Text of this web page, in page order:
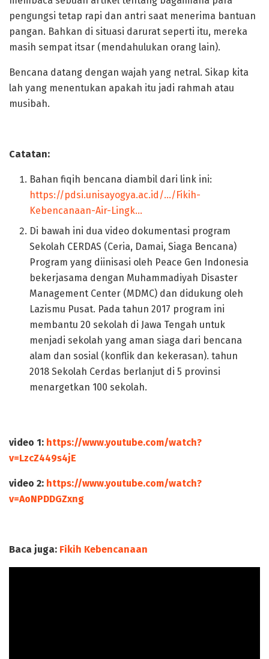
pengungsi tetap rapi dan antri saat menerima bantuan
pangan. Bahkan di situasi darurat seperti itu, mereka
masih sempat itsar (mendahulukan orang lain).
Bencana datang dengan wajah yang netral. Sikap kita
lah yang menentukan apakah itu jadi rahmah atau
musibah.
Catatan:
Bahan fiqih bencana diambil dari link ini:
https://pdsi.unisayogya.ac.id/…/Fikih-
Kebencanaan-Air-Lingk…
Di bawah ini dua video dokumentasi program
Sekolah CERDAS (Ceria, Damai, Siaga Bencana)
Program yang diinisasi oleh Peace Gen Indonesia
bekerjasama dengan Muhammadiyah Disaster
Management Center (MDMC) dan didukung oleh
Lazismu Pusat. Pada tahun 2017 program ini
membantu 20 sekolah di Jawa Tengah untuk
menjadi sekolah yang aman siaga dari bencana
alam dan sosial (konflik dan kekerasan). tahun
2018 Sekolah Cerdas berlanjut di 5 provinsi
menargetkan 100 sekolah.
video 1: https://www.youtube.com/watch?
v=LzcZ449s4jE
video 2: https://www.youtube.com/watch?
v=AoNPDDGZxng
Baca juga: Fikih Kebencanaan